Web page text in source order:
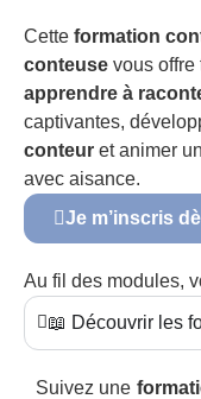
Cette formation
conteuse vous offre
apprendre à
captivantes,
conteur et animer un
avec aisance.
Je m’inscris
Au fil des modules,
📖 Découvrir les
Suivez une